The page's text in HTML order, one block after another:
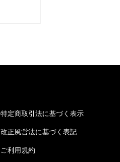
特定商取引法に基づく表示
改正風営法に基づく表記
ご利用規約